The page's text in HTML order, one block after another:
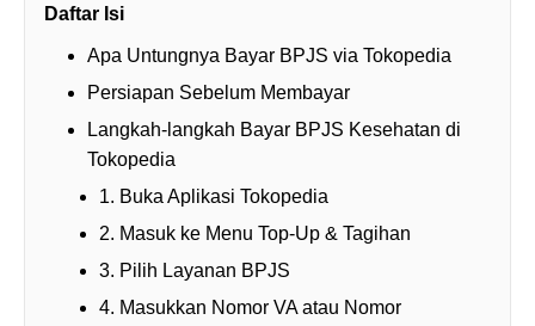
Daftar Isi
Apa Untungnya Bayar BPJS via Tokopedia
Persiapan Sebelum Membayar
Langkah-langkah Bayar BPJS Kesehatan di
Tokopedia
1. Buka Aplikasi Tokopedia
2. Masuk ke Menu Top-Up & Tagihan
3. Pilih Layanan BPJS
4. Masukkan Nomor VA atau Nomor